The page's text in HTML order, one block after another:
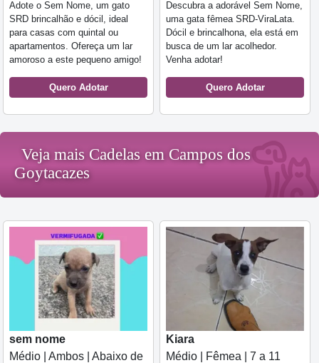
Adote o Sem Nome, um gato
SRD brincalhão e dócil, ideal
para casas com quintal ou
apartamentos. Ofereça um lar
amoroso a este pequeno amigo!
Quero Adotar
Descubra a adorável Sem Nome,
uma gata fêmea SRD-ViraLata.
Dócil e brincalhona, ela está em
busca de um lar acolhedor.
Venha adotar!
Quero Adotar
Veja mais Cadelas em Campos dos
Goytacazes
sem nome
Médio | Ambos | Abaixo de
Kiara
Médio | Fêmea | 7 a 11